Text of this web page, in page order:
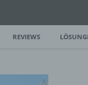
REVIEWS